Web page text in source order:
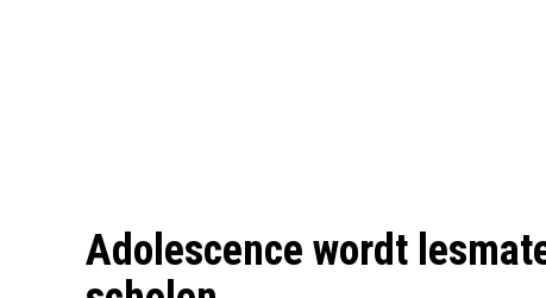
Adolescence wordt